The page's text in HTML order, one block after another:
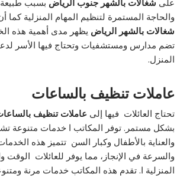
على شغالات بالشهر جنوب الرياض بسبب طبيعة
والحاجة المستمرة لتنظيم المهام المنزلية كما
شغالات بالشهر الرياض يظهر مدى أهمية هذه
تضم مدارس ومستشفيات وتحتاج فيها الأسر
المنزل.
عاملات تنظيف بالساعات
تحتاج العائلات فيها إلى عاملات تنظيف
بشكل مستمر. توفر المكاتب ا خدمات متنوعة
والعناية بالأطفال وكبار السن تتميز هذه
والسرعة في الإنجاز، مما يوفر للعائلات الوقت
المنزلية ا. تقدم هذه المكاتب خدمات مرنة